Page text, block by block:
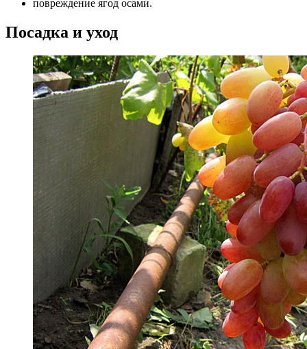
повреждение ягод осами.
Посадка и уход